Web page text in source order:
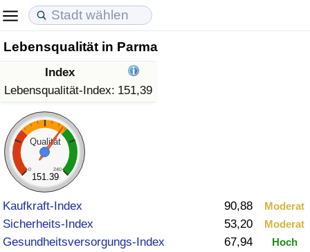
Lebensqualität in Parma
Index
Lebensqualität-Index: 151,39
Qualität
0 240
151.39
Kaufkraft-Index 90,88 Moderat
Sicherheits-Index 53,20 Moderat
Gesundheitsversorgungs-Index 67,94 Hoch
Lebenshaltungskosten
Lebenshaltungskosten-Index (aktuell)
Lebenshaltungskosten-Index
Lebenshaltungskosten-Index nach Land
in Akaba
Immobilienpreise
Immobilienpreis-Index (aktuell)
Immobilienpreis-Index
Immobilienpreis-Index nach Land
Lebensqualität
Lebensqualität-Index
Lebensqualität-Index (aktuell)
Lebensqualitätsindex nach Land
Kriminalität
Kriminalitäts-Index (aktuell)